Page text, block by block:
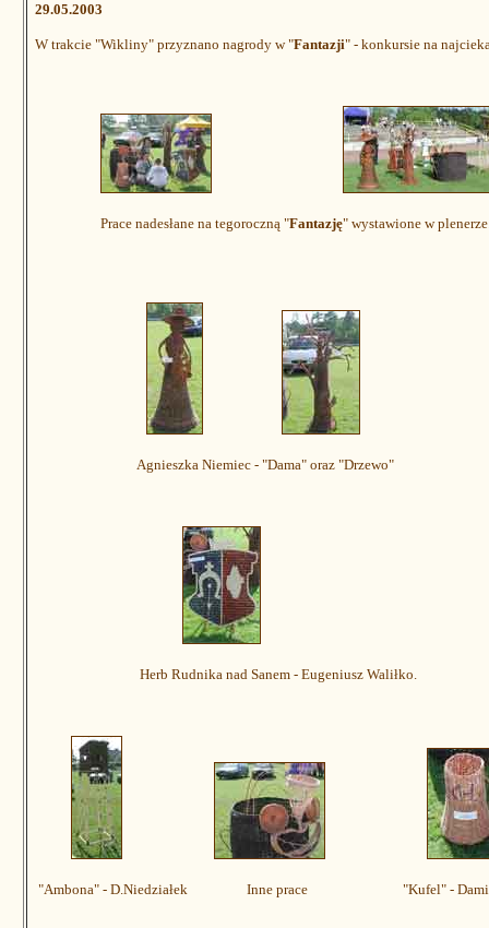
29.05.2003
W trakcie "Wikliny" przyznano nagrody w "Fantazji" - konkursie na
Prace nadesłane na tegoroczną "Fantazję" wystawione w
Agnieszka Niemiec - "Dama" oraz "Drzewo"
Herb Rudnika nad Sanem - Eugeniusz Waliłko.
"Ambona" - D.Niedziałek Inne prace "Kufel" - Damian